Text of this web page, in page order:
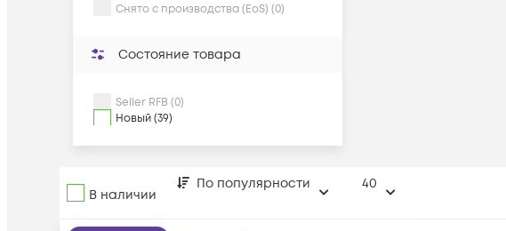
Снято с производства (EoS) (0)
Состояние товара
Seller RFB (0)
Новый (39)
В наличии
По популярности 40